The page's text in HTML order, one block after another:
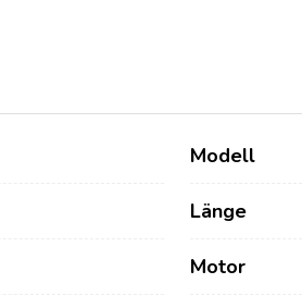
Modell
Länge
Motor